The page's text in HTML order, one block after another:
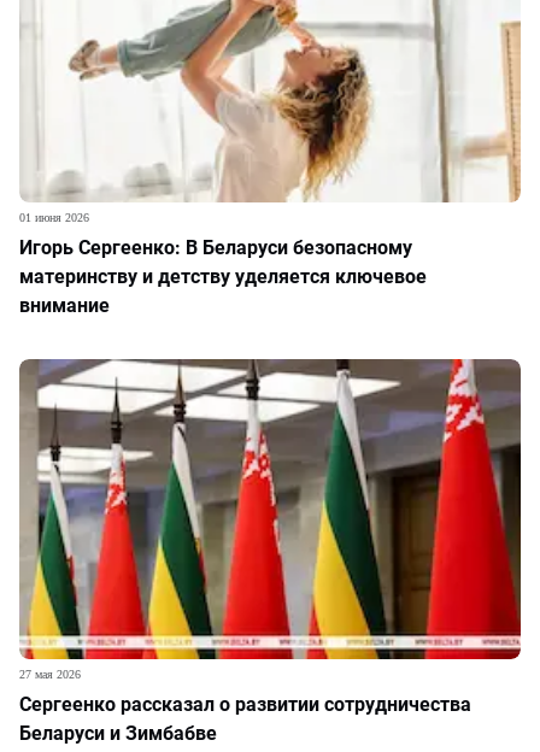
Игорь Сергеенко: В Беларуси безопасному
материнству и детству уделяется ключевое
внимание
01 июня 2026
Сергеенко рассказал о развитии сотрудничества
Беларуси и Зимбабве
27 мая 2026